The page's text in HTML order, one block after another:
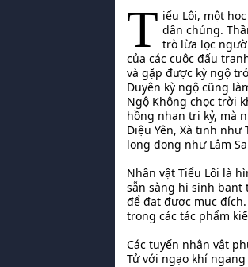
T iểu Lôi, một
dân chúng.
trò lừa lọc
của các cuộc đấu
và gặp được kỳ ngộ
Duyên kỳ ngộ cũng
Ngộ Không chọc trời
hồng nhan tri kỷ, mà
Diệu Yên, Xà tinh
long đong như Lâm
Nhân vật Tiểu Lôi là
sẵn sàng hi sinh bant
để đạt được mục
trong các tác phẩm
Các tuyến nhân vật
Tử với ngạo khí